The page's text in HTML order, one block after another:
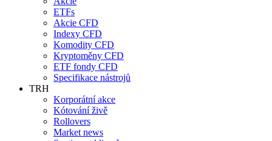
ETFs
Akcie CFD
Indexy CFD
Komodity CFD
Kryptoměny CFD
ETF fondy CFD
Specifikace nástrojů
TRH
Korporátní akce
Kótování živě
Rollovers
Market news